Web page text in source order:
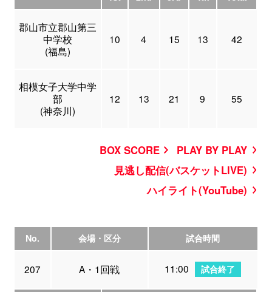
郡山市立郡山第三
中学校
(福島)
10 4 15 13 42
相模女子大学中学
部
(神奈川)
12 13 21 9 55
BOX SCORE
PLAY BY PLAY
見逃し配信(バスケットLIVE)
ハイライト(YouTube)
No. 会場・区分 試合時間
207 A・1回戦 11:00 試合終了